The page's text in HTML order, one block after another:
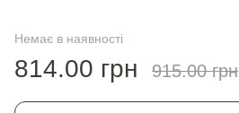
Немає в наявності
814.00 грн 915.00 грн